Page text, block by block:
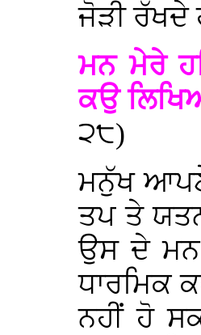
ਜੋੜੀ ਰੱਖਦੇ
ਮਨ ਮੇਰੇ
ਕਉ
੨੮)
ਮਨੁੱਖ
ਤਪ ਤੇ
ਉਸ ਦੇ
ਧਾਰਮਿਕ
ਨਹੀਂ ਹੋ